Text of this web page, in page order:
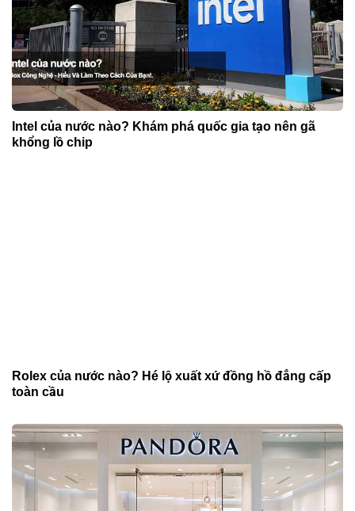
Intel của nước nào? Khám phá quốc gia tạo nên gã
khổng lồ chip
Rolex của nước nào? Hé lộ xuất xứ đồng hồ đẳng cấp
toàn cầu